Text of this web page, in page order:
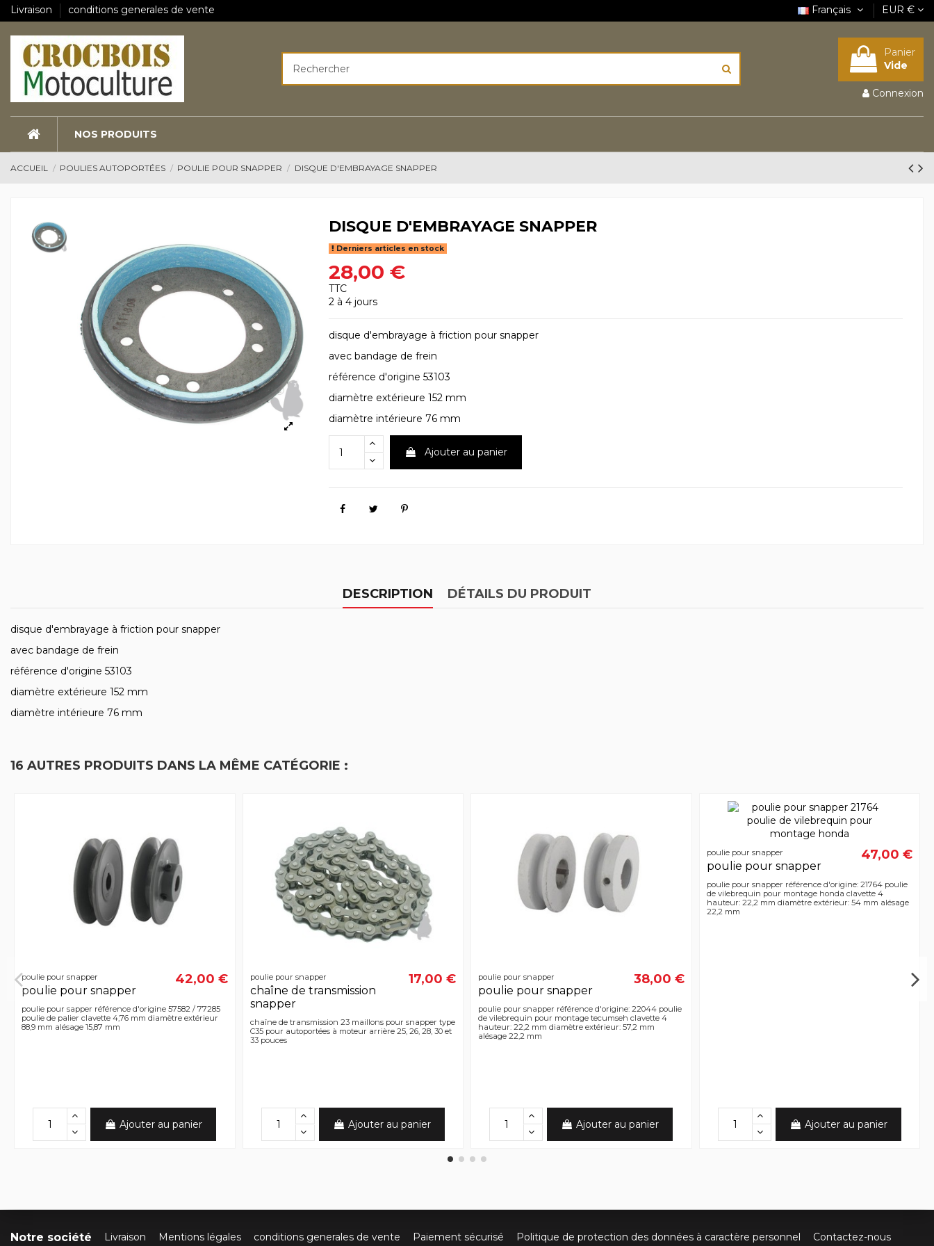
Livraison conditions generales de vente Français EUR €
Panier
Vide
Connexion
NOS PRODUITS
ACCUEIL POULIES AUTOPORTÉES POULIE POUR SNAPPER DISQUE D'EMBRAYAGE SNAPPER
DISQUE D'EMBRAYAGE SNAPPER
Derniers articles en stock
28,00 €
TTC
2 à 4 jours
disque d'embrayage à friction pour snapper
avec bandage de frein
référence d'origine 53103
diamètre extérieure 152 mm
diamètre intérieure 76 mm
Ajouter au panier
DESCRIPTION DÉTAILS DU PRODUIT
disque d'embrayage à friction pour snapper
avec bandage de frein
référence d'origine 53103
diamètre extérieure 152 mm
diamètre intérieure 76 mm
16 AUTRES PRODUITS DANS LA MÊME CATÉGORIE :
poulie pour snapper
poulie pour snapper
42,00 €
poulie pour sapper référence d'origine 57582 / 77285
poulie de palier clavette 4,76 mm diamètre extérieur
88,9 mm alésage 15,87 mm
Ajouter au panier
poulie pour snapper
chaîne de transmission
snapper
17,00 €
chaîne de transmission 23 maillons pour snapper type
C35 pour autoportées à moteur arrière 25, 26, 28, 30 et
33 pouces
Ajouter au panier
poulie pour snapper
poulie pour snapper
38,00 €
poulie pour snapper référence d'origine: 22044 poulie
de vilebrequin pour montage tecumseh clavette 4
hauteur: 22,2 mm diamètre extérieur: 57,2 mm
alésage 22,2 mm
Ajouter au panier
poulie pour snapper
poulie pour snapper
47,00 €
poulie pour snapper référence d'origine: 21764 poulie
de vilebrequin pour montage honda clavette 4
hauteur: 22,2 mm diamètre extérieur: 54 mm alésage
22,2 mm
Ajouter au panier
Notre société Livraison Mentions légales conditions generales de vente Paiement sécurisé Politique de protection des données à caractère personnel Contactez-nous